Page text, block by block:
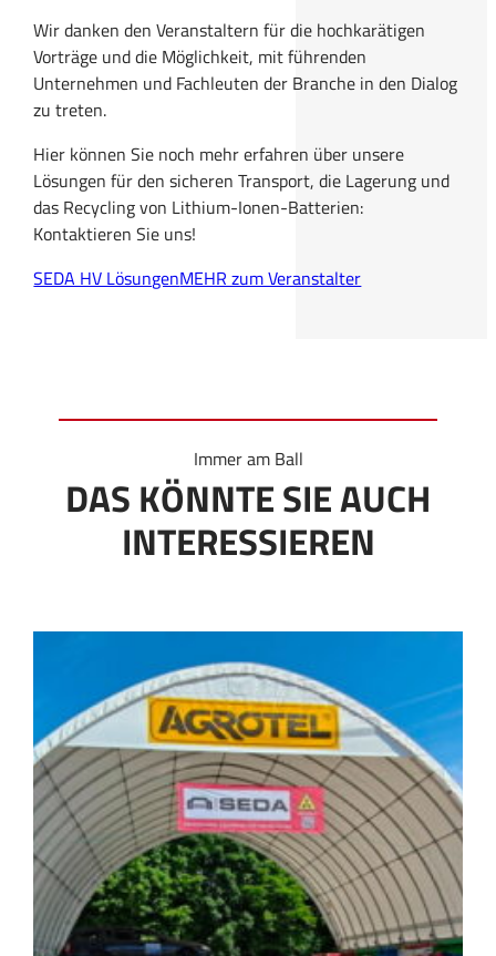
Wir danken den Veranstaltern für die hochkarätigen
Vorträge und die Möglichkeit, mit führenden
Unternehmen und Fachleuten der Branche in den Dialog
zu treten.
Hier können Sie noch mehr erfahren über unsere
Lösungen für den sicheren Transport, die Lagerung und
das Recycling von Lithium-Ionen-Batterien:
Kontaktieren Sie uns!
SEDA HV LösungenMEHR zum Veranstalter
Immer am Ball
DAS KÖNNTE SIE AUCH
INTERESSIEREN